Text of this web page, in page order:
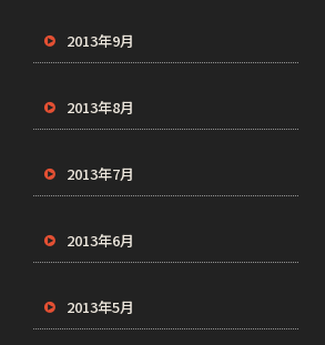
2013年9月
2013年8月
2013年7月
2013年6月
2013年5月